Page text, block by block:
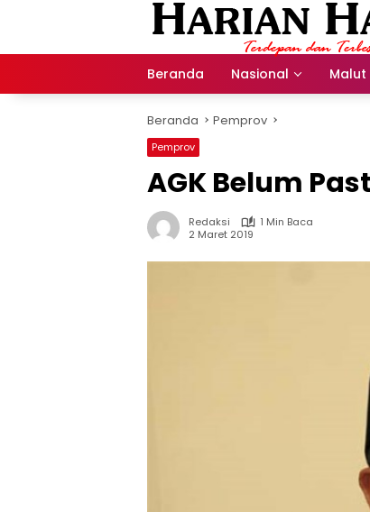
Beranda Nasional Malut
Beranda Pemprov
Pemprov
AGK Belum
Redaksi
1 Min Baca
2 Maret 2019